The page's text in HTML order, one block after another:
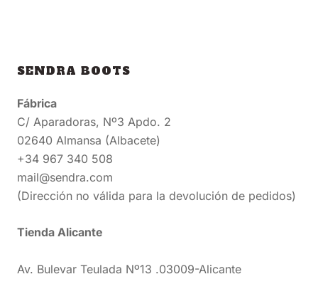
SENDRA BOOTS
Fábrica
C/ Aparadoras, Nº3 Apdo. 2
02640 Almansa (Albacete)
+34 967 340 508
mail@sendra.com
(Dirección no válida para la devolución de pedidos)
Tienda Alicante
Av. Bulevar Teulada Nº13 .03009-Alicante